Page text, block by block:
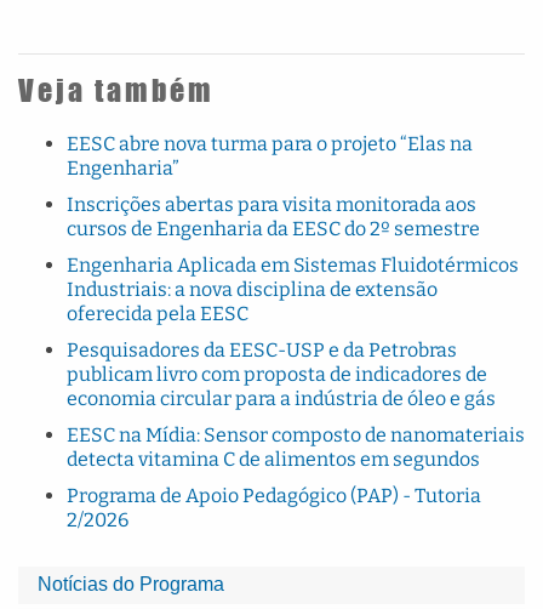
Notícias do Programa
Veja também
EESC abre nova turma para o projeto “Elas na
Engenharia”
Inscrições abertas para visita monitorada aos
cursos de Engenharia da EESC do 2º semestre
Engenharia Aplicada em Sistemas Fluidotérmicos
Industriais: a nova disciplina de extensão
oferecida pela EESC
Pesquisadores da EESC-USP e da Petrobras
publicam livro com proposta de indicadores de
economia circular para a indústria de óleo e gás
EESC na Mídia: Sensor composto de nanomateriais
detecta vitamina C de alimentos em segundos
Programa de Apoio Pedagógico (PAP) - Tutoria
2/2026